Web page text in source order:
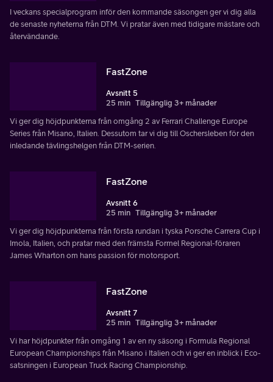
I veckans specialprogram inför den kommande säsongen ger vi dig alla
de senaste nyheterna från DTM. Vi pratar även med tidigare mästare och
återvändande.
FastZone
Avsnitt 5
25 min Tillgänglig 3+ månader
Vi ger dig höjdpunkterna från omgång 2 av Ferrari Challenge Europe
Series från Misano, Italien. Dessutom tar vi dig till Oschersleben för den
inledande tävlingshelgen från DTM-serien.
FastZone
Avsnitt 6
25 min Tillgänglig 3+ månader
Vi ger dig höjdpunkterna från första rundan i tyska Porsche Carrera Cup i
Imola, Italien, och pratar med den främsta Formel Regional-föraren
James Wharton om hans passion för motorsport.
FastZone
Avsnitt 7
25 min Tillgänglig 3+ månader
Vi har höjdpunkter från omgång 1 av en ny säsong i Formula Regional
European Championships från Misano i Italien och vi ger en inblick i Eco-
satsningen i European Truck Racing Championship.